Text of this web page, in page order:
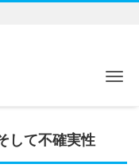
ナ
して不確実性